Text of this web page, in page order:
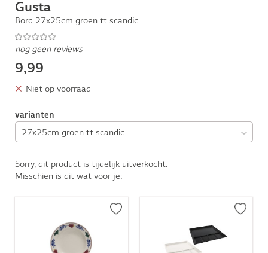
Gusta
Bord 27x25cm groen tt scandic
nog geen reviews
9,99
Niet op voorraad
varianten
Sorry, dit product is tijdelijk uitverkocht.
Misschien is dit wat voor je: